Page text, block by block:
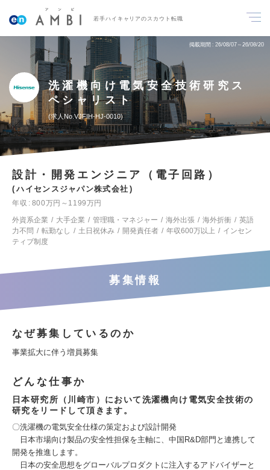
若手ハイキャリアのスカウト転職
掲載期間 26/08/07～26/08/20
洗濯機向け電気安全技術研究ス
ペシャリスト
求人No.VJFIH-HJ-0010
設計・開発エンジニア（電子回路）
ハイセンスジャパン株式会社
年収
800万円～1199万円
外資系企業
大手企業 管理職・マネジャー 海外出張 海外折衝
英語
力不問
転勤なし 土日祝休み 開発責任者 年収600万以上
インセン
ティブ制度
募集情報
なぜ募集しているのか
事業拡大に伴う増員募集
どんな仕事か
日本研究所（川崎市）において洗濯機向け電気安全技術の
研究をリードして頂きます。
〇洗濯機の電気安全仕様の策定および設計開発
日本市場向け製品の安全性担保を主軸に、中国R&D部門と連携して
開発を推進します。
日本の安全思想をグローバルプロダクトに注入するアドバイザーと